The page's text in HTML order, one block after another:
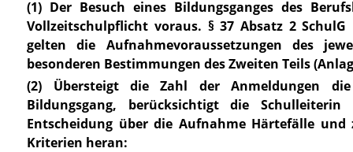
(1) Der Besuch eines Bildungsganges des
Vollzeitschulpflicht voraus. § 37 Absatz 2 SchulG
gelten die Aufnahmevoraussetzungen des
besonderen Bestimmungen des Zweiten Teils (
(2) Übersteigt die Zahl der Anmeldungen
Bildungsgang, berücksichtigt die
Entscheidung über die Aufnahme Härtefälle
Kriterien heran: